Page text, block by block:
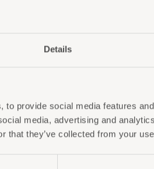
Details
to provide social media features
media, advertising and
that they’ve collected from your